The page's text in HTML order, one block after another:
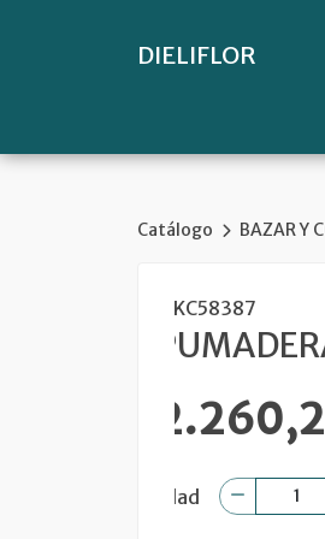
DIELIFLOR
Catálogo BAZAR Y